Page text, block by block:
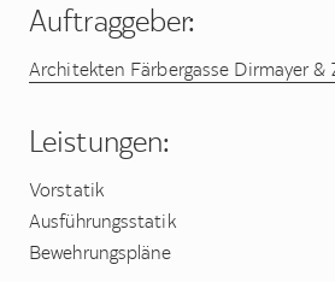
Auftraggeber:
Architekten Färbergasse Dirmayer &
Leistungen:
Vorstatik
Ausführungsstatik
Bewehrungspläne